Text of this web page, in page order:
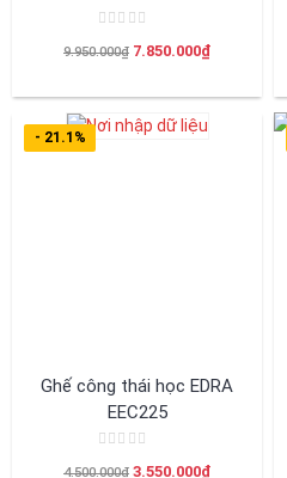
FORTUNE
xếp
5
9.950.000₫ Giá
là:
9.950.000₫.
7.850.000₫Giá
tại
- 21.1%
Ghế công thái học EDRA
EEC225
xếp
4.500.000₫ Giá
3.550.000₫Giá